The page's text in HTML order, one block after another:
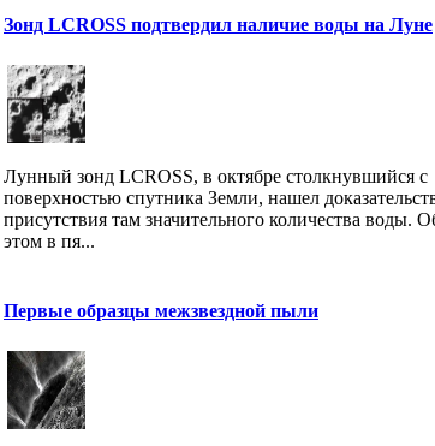
Зонд LCROSS подтвердил наличие воды на Луне
Лунный зонд LCROSS, в октябре столкнувшийся с
поверхностью спутника Земли, нашел
присутствия там значительного количества воды.
этом в пя...
Первые образцы межзвездной пыли